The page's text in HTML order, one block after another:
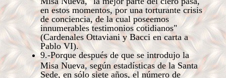
en estos momentos, por una torturante crisis
de conciencia, de la cual poseemos
innumerables testimonios cotidianos"
(Cardenales Ottaviani y Bacci en carta a
Pablo VI).
9.-Porque después de que se introdujo la
Misa Nueva, según estadísticas de la Santa
Sede, en sólo siete años, el número de